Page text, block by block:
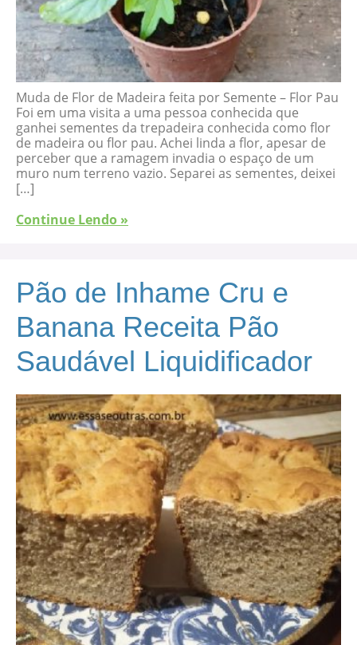
Muda de Flor de Madeira feita por Semente – Flor Pau
Foi em uma visita a uma pessoa conhecida que
ganhei sementes da trepadeira conhecida como flor
de madeira ou flor pau. Achei linda a flor, apesar de
perceber que a ramagem invadia o espaço de um
muro num terreno vazio. Separei as sementes, deixei
[…]
Continue Lendo »
Pão de Inhame Cru e
Banana Receita Pão
Saudável Liquidificador